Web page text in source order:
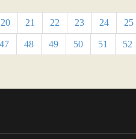
20 21 22 23 24 25
47 48 49 50 51 52